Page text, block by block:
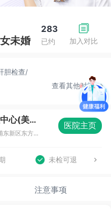
加入对比
283
已约
未婚
胆检查/
查看其他时间
上海美年大健康体检中心(美东分院)
上海市浦东新区东方路836号齐鲁大厦3楼整层
医院主页
未检可退
注意事项